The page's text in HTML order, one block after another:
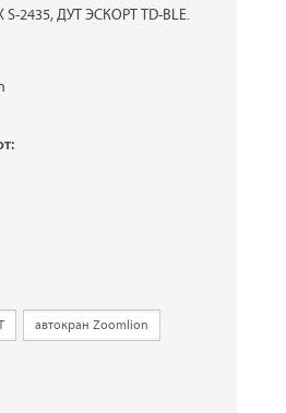
2435, ДУТ ЭСКОРТ TD-BLE.
автокран Zoomlion